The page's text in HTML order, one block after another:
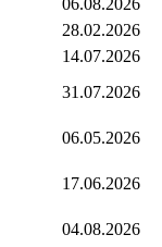
14.07.2026